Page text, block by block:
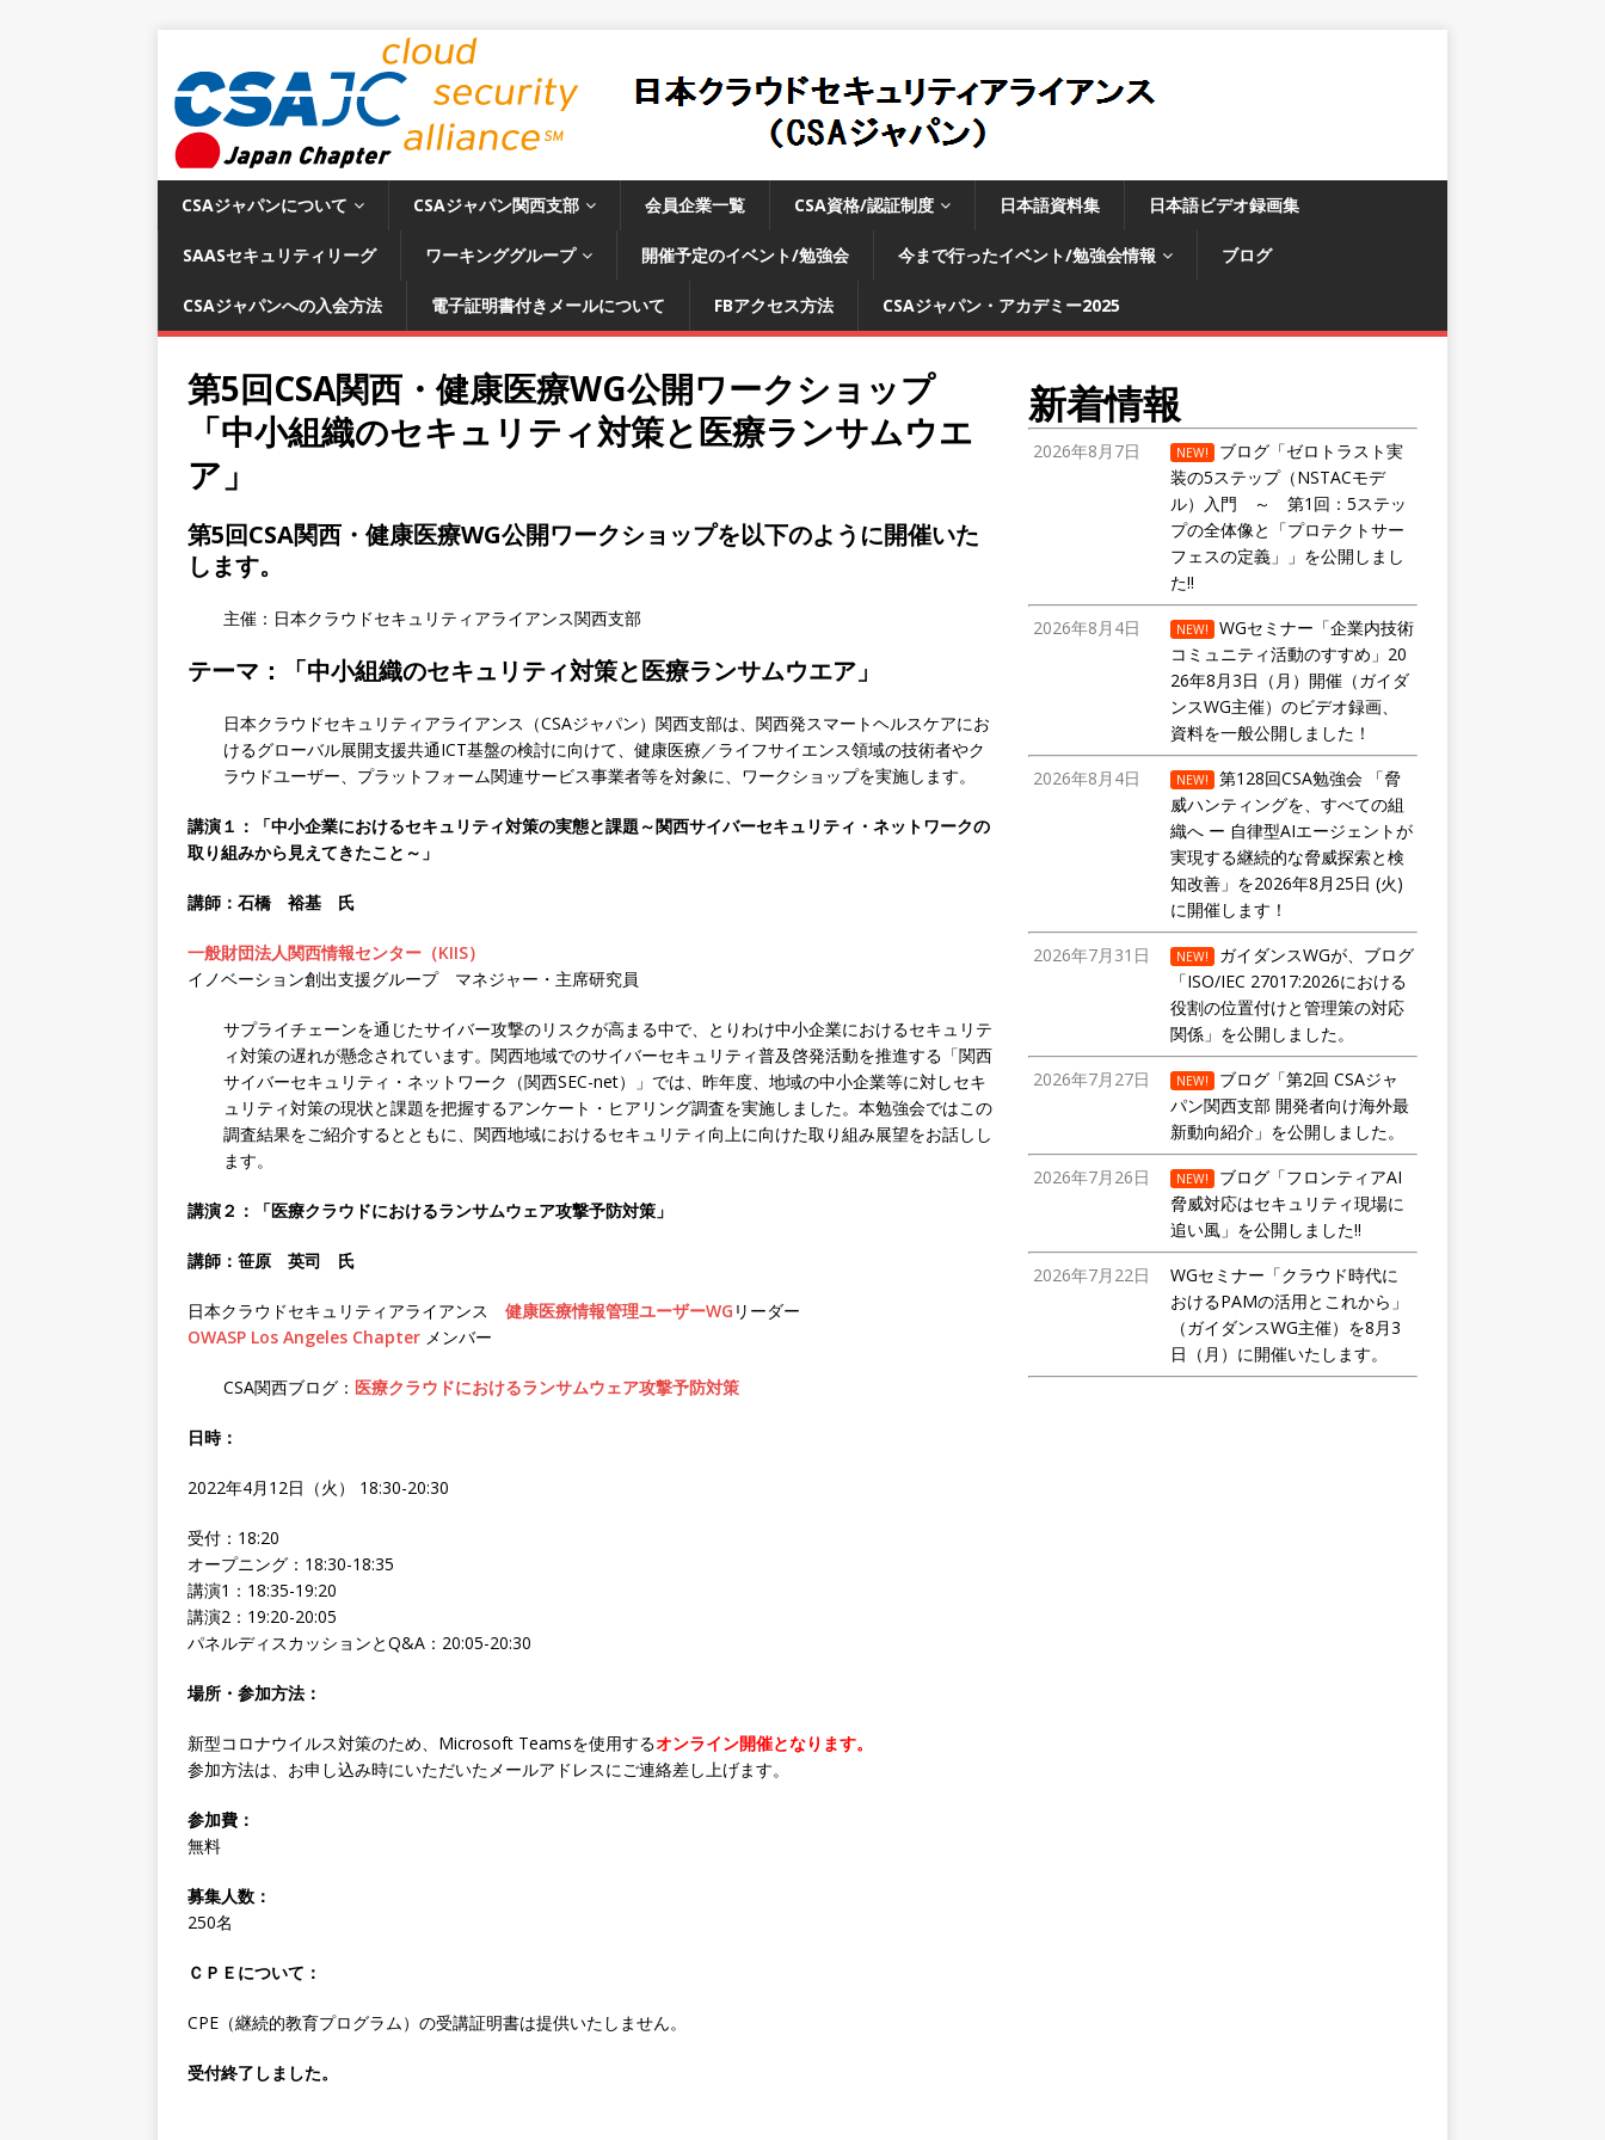
CSAジャパンについて CSAジャパン関西支部 会員企業一覧 CSA資格/認証制度 日本語資料集 日本語ビデオ録画集
SAASセキュリティリーグ ワーキンググループ 開催予定のイベント/勉強会 今まで行ったイベント/勉強会情報 ブログ
CSAジャパンへの入会方法 電子証明書付きメールについて FBアクセス方法 CSAジャパン・アカデミー2025
第5回CSA関西・健康医療WG公開ワークショップ
「中小組織のセキュリティ対策と医療ランサムウエ
ア」
第5回CSA関西・健康医療WG公開ワークショップを以下のように開催いた
します。
主催：日本クラウドセキュリティアライアンス関西支部
テーマ：「中小組織のセキュリティ対策と医療ランサムウエア」
日本クラウドセキュリティアライアンス（CSAジャパン）関西支部は、関西発スマートヘルスケアにお
けるグローバル展開支援共通ICT基盤の検討に向けて、健康医療／ライフサイエンス領域の技術者やク
ラウドユーザー、プラットフォーム関連サービス事業者等を対象に、ワークショップを実施します。
講演１：
「中小企業におけるセキュリティ対策の実態と課題～関西サイバーセキュリティ・ネットワークの
取り組みから見えてきたこと～」
講師：石橋 裕基 氏
一般財団法人関西情報センター（KIIS）
イノベーション創出支援グループ マネジャー・主席研究員
サプライチェーンを通じたサイバー攻撃のリスクが高まる中で、とりわけ中小企業におけるセキュリテ
ィ対策の遅れが懸念されています。関西地域でのサイバーセキュリティ普及啓発活動を推進する「関西
サイバーセキュリティ・ネットワーク（関西SEC-net）」では、昨年度、地域の中小企業等に対しセキ
ュリティ対策の現状と課題を把握するアンケート・ヒアリング調査を実施しました。本勉強会ではこの
調査結果をご紹介するとともに、関西地域におけるセキュリティ向上に向けた取り組み展望をお話しし
ます。
講演２： 「医療クラウドにおけるランサムウェア攻撃予防対策」
講師：笹原 英司 氏
日本クラウドセキュリティアライアンス 健康医療情報管理ユーザーWG リーダー
OWASP Los Angeles Chapter メンバー
CSA関西ブログ： 医療クラウドにおけるランサムウェア攻撃予防対策
日時：
2022年4月12日（火） 18:30-20:30
受付：18:20
オープニング：18:30-18:35
講演1：18:35-19:20
講演2：19:20-20:05
パネルディスカッションとQ&A：20:05-20:30
場所・参加方法：
新型コロナウイルス対策のため、Microsoft Teamsを使用するオンライン開催となります。
参加方法は、お申し込み時にいただいたメールアドレスにご連絡差し上げます。
参加費：
無料
募集人数：
250名
ＣＰＥについて：
CPE（継続的教育プログラム）の受講証明書は提供いたしません。
受付終了しました。
新着情報
2026年8月7日 NEW!
ブログ「ゼロトラスト実
装の5ステップ（NSTACモデ
ル）入門 ～ 第1回：5ステッ
プの全体像と「プロテクトサー
フェスの定義」」を公開しまし
た!!
2026年8月4日
NEW!
WGセミナー「企業内技術
コミュニティ活動のすすめ」20
26年8月3日（月）開催（ガイダ
ンスWG主催）のビデオ録画、
資料を一般公開しました！
2026年8月4日
NEW!
第128回CSA勉強会 「脅
威ハンティングを、すべての組
織へ ー 自律型AIエージェントが
実現する継続的な脅威探索と検
知改善」を2026年8月25日 (火)
に開催します！
2026年7月31日
NEW!
ガイダンスWGが、ブログ
「ISO/IEC 27017:2026における
役割の位置付けと管理策の対応
関係」を公開しました。
2026年7月27日
NEW!
ブログ「第2回 CSAジャ
パン関西支部 開発者向け海外最
新動向紹介」を公開しました。
2026年7月26日
NEW!
ブログ「フロンティアAI
脅威対応はセキュリティ現場に
追い風」を公開しました!!
2026年7月22日
WGセミナー「クラウド時代に
おけるPAMの活用とこれから」
（ガイダンスWG主催）を8月3
日（月）に開催いたします。